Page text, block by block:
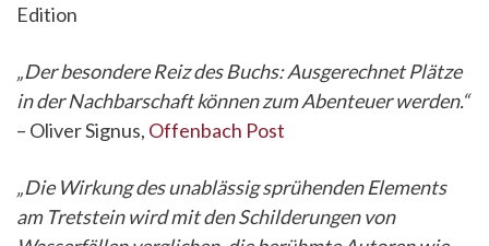
Edition
„Der besondere Reiz des Buchs: Ausgerechnet Plätze
in der Nachbarschaft können zum Abenteuer werden.“
– Oliver Signus, Offenbach Post
„Die Wirkung des unablässig sprühenden Elements
am Tretstein wird mit den Schilderungen von